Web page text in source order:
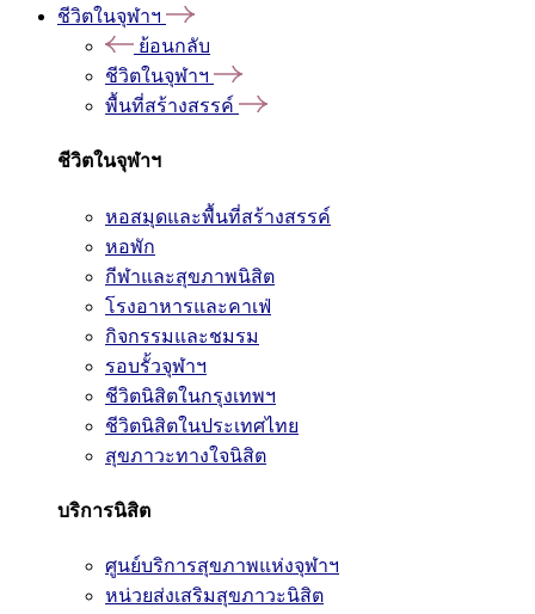
ชีวิตในจุฬาฯ
ย้อนกลับ
ชีวิตในจุฬาฯ
พื้นที่สร้างสรรค์
ชีวิตในจุฬาฯ
หอสมุดและพื้นที่สร้างสรรค์
หอพัก
กีฬาและสุขภาพนิสิต
โรงอาหารและคาเฟ่
กิจกรรมและชมรม
รอบรั้วจุฬาฯ
ชีวิตนิสิตในกรุงเทพฯ
ชีวิตนิสิตในประเทศไทย
สุขภาวะทางใจนิสิต
บริการนิสิต
ศูนย์บริการสุขภาพแห่งจุฬาฯ
หน่วยส่งเสริมสุขภาวะนิสิต